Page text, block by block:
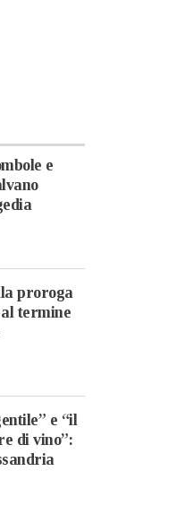
e
proroga
termine
e “il
di vino”: